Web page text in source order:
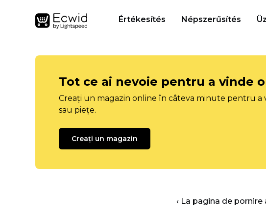
Értékesítés Népszerűsítés
Tot ce ai nevoie pentru a vinde
Creați un magazin online în câteva minute pentru a
sau piețe.
Creați un magazin
‹ La pagina de pornire